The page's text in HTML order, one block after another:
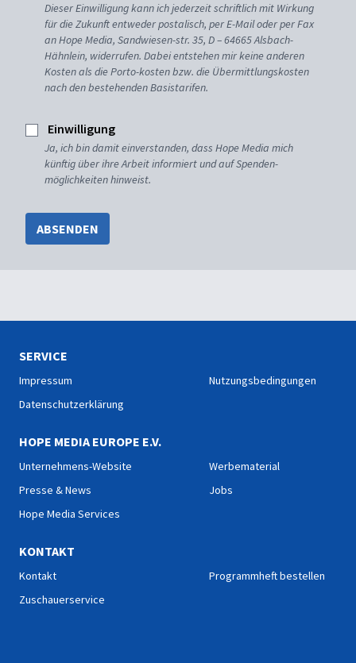
Dieser Einwilligung kann ich jederzeit schriftlich mit Wirkung
für die Zukunft entweder postalisch, per E-Mail oder per Fax
an Hope Media, Sandwiesen-str. 35, D – 64665 Alsbach-
Hähnlein, widerrufen. Dabei entstehen mir keine anderen
Kosten als die Porto-kosten bzw. die Übermittlungskosten
nach den bestehenden Basistarifen.
Einwilligung
Ja, ich bin damit einverstanden, dass Hope Media mich
künftig über ihre Arbeit informiert und auf Spenden-
möglichkeiten hinweist.
ABSENDEN
SERVICE
Impressum
Datenschutzerklärung
Nutzungsbedingungen
HOPE MEDIA EUROPE E.V.
Unternehmens-Website
Presse & News
Hope Media Services
Werbematerial
Jobs
KONTAKT
Kontakt
Zuschauerservice
Programmheft bestellen